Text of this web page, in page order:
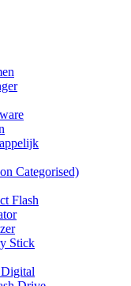
Categorised)
Flash
Stick
Digital